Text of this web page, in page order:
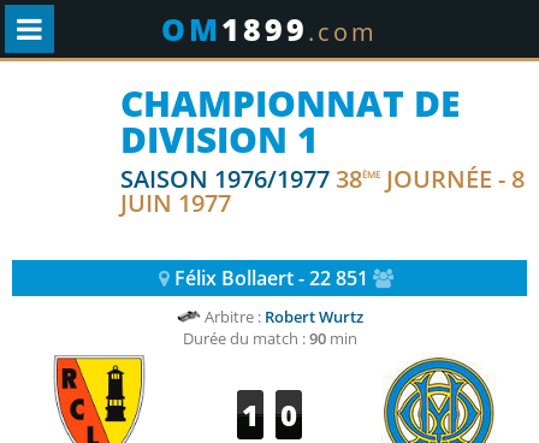
OM1899.com
CHAMPIONNAT DE
DIVISION 1
SAISON 1976/197738ÈME JOURNÉE - 8
JUIN 1977
Félix Bollaert - 22 851
Arbitre : Robert Wurtz
Durée du match :90min
1 0